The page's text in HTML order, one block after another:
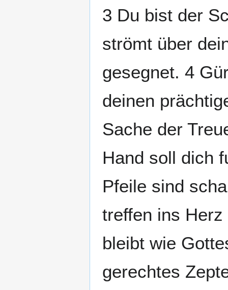
3 Du bist der
strömt über
gesegnet. 4
deinen
Sache der
Hand soll dich
Pfeile sind
treffen ins
bleibt wie
gerechtes